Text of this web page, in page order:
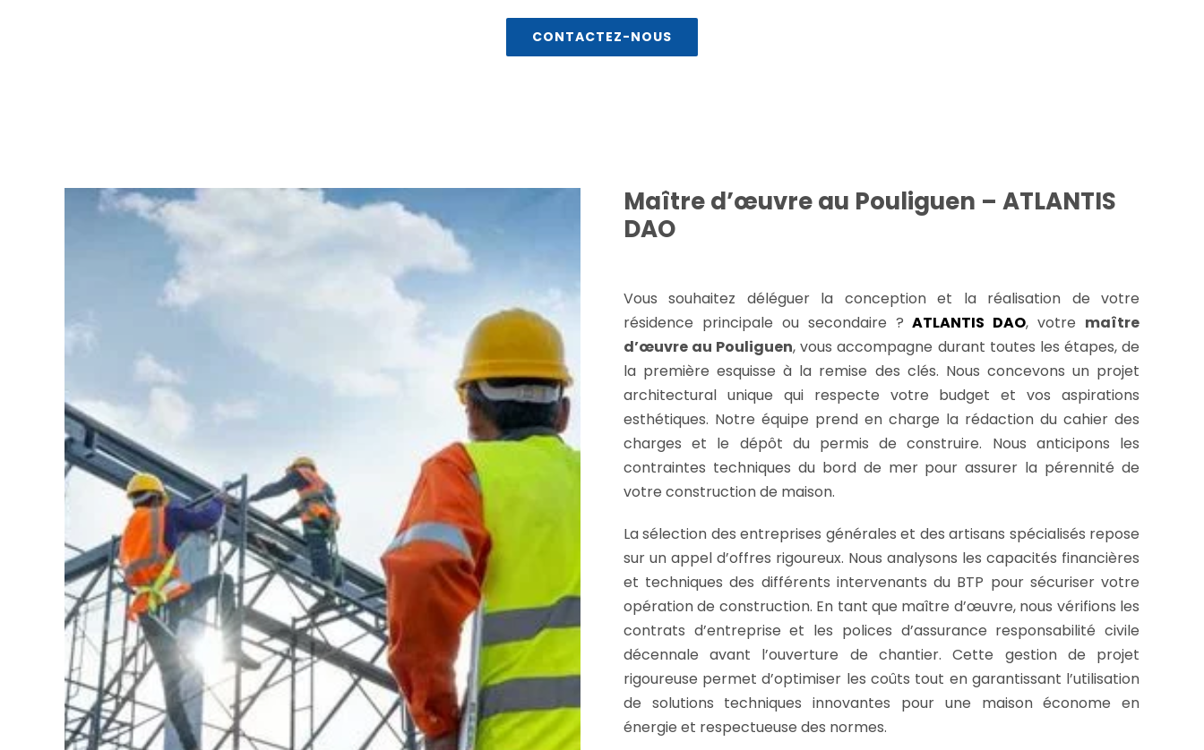
CONTACTEZ-NOUS
Maître d’œuvre au Pouliguen – ATLANTIS
DAO
Vous souhaitez déléguer la conception et la réalisation de votre
résidence principale ou secondaire ?ATLANTIS DAO, votre maître
d’œuvre au Pouliguen, vous accompagne durant toutes les étapes, de
la première esquisse à la remise des clés. Nous concevons un projet
architectural unique qui respecte votre budget et vos aspirations
esthétiques. Notre équipe prend en charge la rédaction du cahier des
charges et le dépôt du permis de construire. Nous anticipons les
contraintes techniques du bord de mer pour assurer la pérennité de
votre construction de maison.
La sélection des entreprises générales et des artisans spécialisés repose
sur un appel d’offres rigoureux. Nous analysons les capacités financières
et techniques des différents intervenants du BTP pour sécuriser votre
opération de construction. En tant que maître d’œuvre, nous vérifions les
contrats d’entreprise et les polices d’assurance responsabilité civile
décennale avant l’ouverture de chantier. Cette gestion de projet
rigoureuse permet d’optimiser les coûts tout en garantissant l’utilisation
de solutions techniques innovantes pour une maison économe en
énergie et respectueuse des normes.